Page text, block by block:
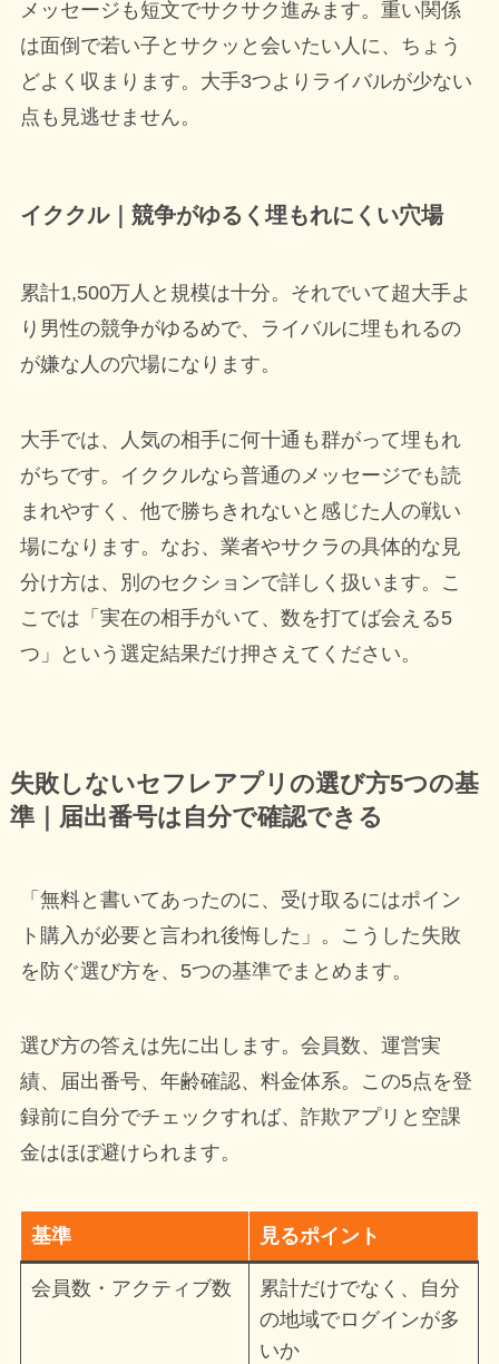
メッセージも短文でサクサク進みます。重い関係
は面倒で若い子とサクッと会いたい人に、ちょう
どよく収まります。大手3つよりライバルが少ない
点も見逃せません。
イククル｜競争がゆるく埋もれにくい穴場
累計1,500万人と規模は十分。それでいて超大手よ
り男性の競争がゆるめで、ライバルに埋もれるの
が嫌な人の穴場になります。
大手では、人気の相手に何十通も群がって埋もれ
がちです。イククルなら普通のメッセージでも読
まれやすく、他で勝ちきれないと感じた人の戦い
場になります。なお、業者やサクラの具体的な見
分け方は、別のセクションで詳しく扱います。こ
こでは「実在の相手がいて、数を打てば会える5
つ」という選定結果だけ押さえてください。
失敗しないセフレアプリの選び方5つの基
準｜届出番号は自分で確認できる
「無料と書いてあったのに、受け取るにはポイン
ト購入が必要と言われ後悔した」。こうした失敗
を防ぐ選び方を、5つの基準でまとめます。
選び方の答えは先に出します。会員数、運営実
績、届出番号、年齢確認、料金体系。この5点を登
録前に自分でチェックすれば、詐欺アプリと空課
金はほぼ避けられます。
基準 見るポイント
会員数・アクティブ数
累計だけでなく、自分
の地域でログインが多
いか